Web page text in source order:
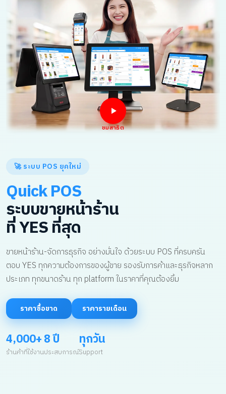
ชมสาธิต
🚀 ระบบ POS ยุคใหม่
Quick POS
ระบบขายหน้าร้าน
ที่ YES ที่สุด
ขายหน้าร้าน-จัดการธุรกิจ อย่างมั่นใจ ด้วยระบบ POS ที่ครบครัน
ตอบ YES ทุกความต้องการของผู้ขาย รองรับการค้าและธุรกิจหลาก
ประเภท ทุกขนาดร้าน ทุก platform ในราคาที่คุณต้องยิ้ม
ราคาซื้อขาด ราคารายเดือน
4,000+
ร้านค้าที่ใช้งาน
8 ปี
ประสบการณ์
ทุกวัน
Support